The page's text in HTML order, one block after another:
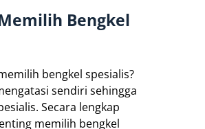
Bengkel
bengkel spesialis?
sendiri sehingga
Secara lengkap
memilih bengkel